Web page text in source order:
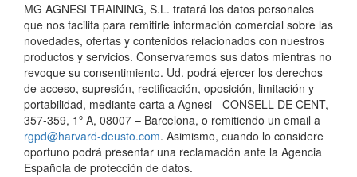
MG AGNESI TRAINING, S.L. tratará los datos personales
que nos facilita para remitirle información comercial sobre las
novedades, ofertas y contenidos relacionados con nuestros
productos y servicios. Conservaremos sus datos mientras no
revoque su consentimiento. Ud. podrá ejercer los derechos
de acceso, supresión, rectificación, oposición, limitación y
portabilidad, mediante carta a Agnesi - CONSELL DE CENT,
357-359, 1º A, 08007 – Barcelona, o remitiendo un email a
rgpd@harvard-deusto.com. Asimismo, cuando lo considere
oportuno podrá presentar una reclamación ante la Agencia
Española de protección de datos.